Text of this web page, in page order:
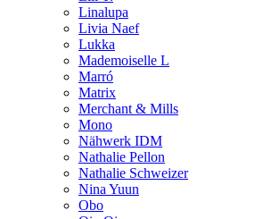
Linalupa
Livia Naef
Lukka
Mademoiselle L
Marró
Matrix
Merchant & Mills
Mono
Nähwerk IDM
Nathalie Pellon
Nathalie Schweizer
Nina Yuun
Obo